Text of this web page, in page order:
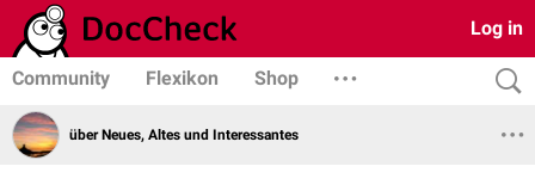
Log in
Community Flexikon Shop
über Neues, Altes und Interessantes